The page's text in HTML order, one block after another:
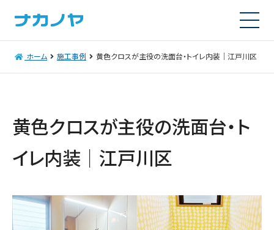
ホーム 施工事例 黄色クロスが主役の洗面台・トイレ内装｜江戸川区
黄色クロスが主役の洗面台・ト
イレ内装｜江戸川区